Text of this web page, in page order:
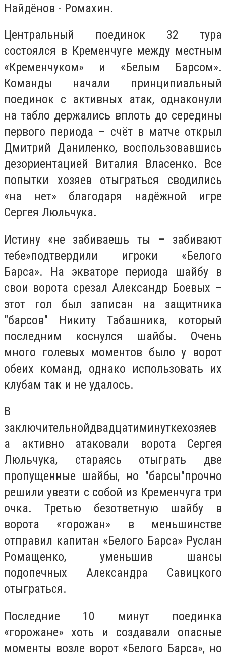
Найдёнов - Ромахин.
Центральный поединок 32 тура
состоялся в Кременчуге между местным
«Кременчуком» и «Белым Барсом».
Команды начали принципиальный
поединок с активных атак, однаконули
на табло держались вплоть до середины
первого периода – счёт в матче открыл
Дмитрий Даниленко, воспользовавшись
дезориентацией Виталия Власенко. Все
попытки хозяев отыграться сводились
«на нет» благодаря надёжной игре
Сергея Люльчука.
Истину «не забиваешь ты – забивают
тебе»подтвердили игроки «Белого
Барса». На экваторе периода шайбу в
свои ворота срезал Александр Боевых –
этот гол был записан на защитника
"барсов" Никиту Табашника, который
последним коснулся шайбы. Очень
много голевых моментов было у ворот
обеих команд, однако использовать их
клубам так и не удалось.
В
заключительнойдвадцатиминуткехозяев
а активно атаковали ворота Сергея
Люльчука, стараясь отыграть две
пропущенные шайбы, но "барсы"прочно
решили увезти с собой из Кременчуга три
очка. Третью безответную шайбу в
ворота «горожан» в меньшинстве
отправил капитан «Белого Барса» Руслан
Ромащенко, уменьшив шансы
подопечных Александра Савицкого
отыграться.
Последние 10 минут поединка
«горожане» хоть и создавали опасные
моменты возле ворот «Белого Барса», но